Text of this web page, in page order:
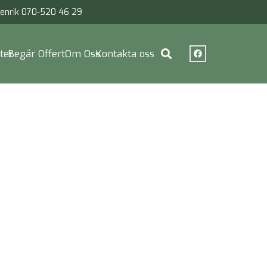
070-520 46 29
Begär OffertOm OssKontakta oss